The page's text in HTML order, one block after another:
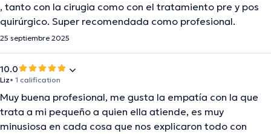
, tanto con la cirugia como con el tratamiento pre y pos
quirúrgico. Super recomendada como profesional.
25 septiembre 2025
10.0
Liz• 1 calification
Muy buena profesional, me gusta la empatía con la que
trata a mi pequeño a quien ella atiende, es muy
minusiosa en cada cosa que nos explicaron todo con